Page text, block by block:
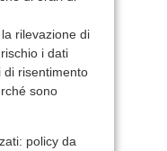
rilevazione di
i dati
di risentimento
sono
policy da